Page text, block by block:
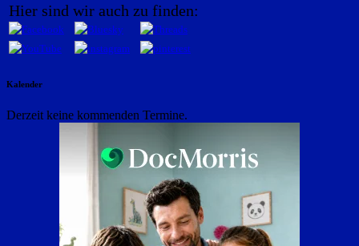
Hier sind wir auch zu finden:
Kalender
Derzeit keine kommenden Termine.